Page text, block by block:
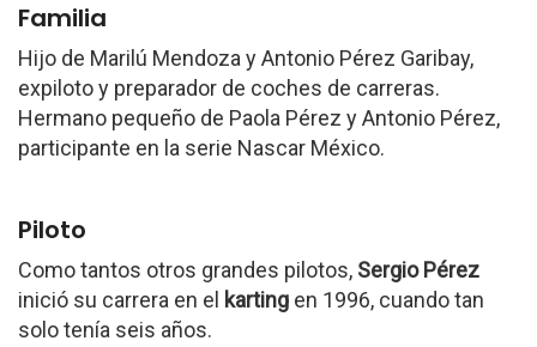
Familia
Hijo de Marilú Mendoza y Antonio Pérez Garibay,
expiloto y preparador de coches de carreras.
Hermano pequeño de Paola Pérez y Antonio Pérez,
participante en la serie Nascar México.
Piloto
Como tantos otros grandes pilotos, Sergio Pérez
inició su carrera en el karting en 1996, cuando tan
solo tenía seis años.